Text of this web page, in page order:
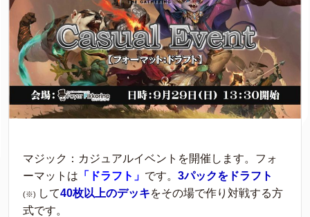
マジック：カジュアルイベントを開催します。フォ
ーマットは 「ドラフト」 です。 3パックをドラフト
(※) して40枚以上のデッキをその場で作り対戦する方
式です。